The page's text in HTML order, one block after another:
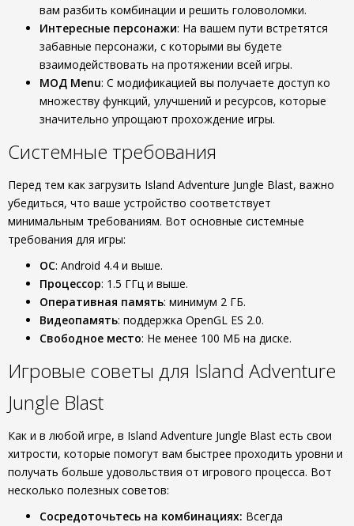
вам разбить комбинации и решить головоломки.
Интересные персонажи: На вашем пути встретятся
забавные персонажи, с которыми вы будете
взаимодействовать на протяжении всей игры.
МОД Menu: С модификацией вы получаете доступ ко
множеству функций, улучшений и ресурсов, которые
значительно упрощают прохождение игры.
Системные требования
Перед тем как загрузить Island Adventure Jungle Blast, важно
убедиться, что ваше устройство соответствует
минимальным требованиям. Вот основные системные
требования для игры:
ОС: Android 4.4 и выше.
Процессор: 1.5 ГГц и выше.
Оперативная память: минимум 2 ГБ.
Видеопамять: поддержка OpenGL ES 2.0.
Свободное место: Не менее 100 МБ на диске.
Игровые советы для Island Adventure
Jungle Blast
Как и в любой игре, в Island Adventure Jungle Blast есть свои
хитрости, которые помогут вам быстрее проходить уровни и
получать больше удовольствия от игрового процесса. Вот
несколько полезных советов:
Сосредоточьтесь на комбинациях: Всегда